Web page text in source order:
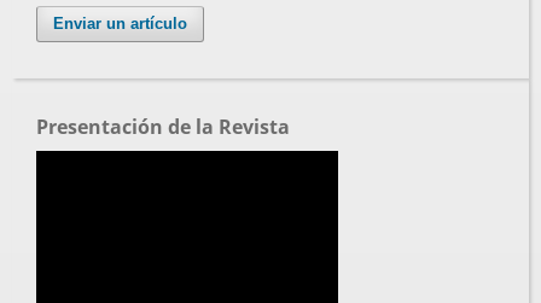
Enviar un artículo
Presentación de la Revista